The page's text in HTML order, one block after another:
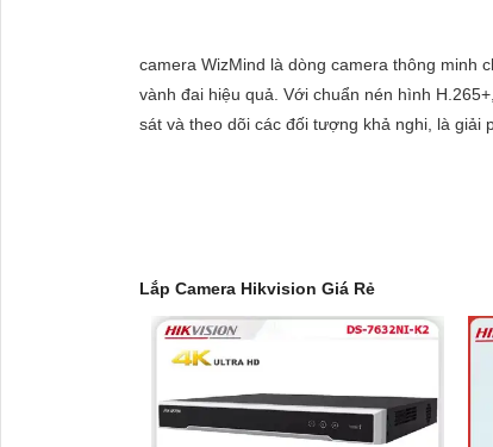
trong lĩnh vực an ninh và giám sát. Với chất
- Chất lượng hình ảnh: Camera Hikvision
- Dễ sử dụng: Camera Hikvision được thiết
Nếu bạn quan tâm đến việc lắp Camera
sẽ được tư vấn cụ thể về sản phẩm phù hợp
Kết luận
Camera Hikvision không chỉ mang đến sự
lượng sắc nét. Hãy đầu tư vào an ninh và
camera WizMind là dòng camera thông minh
vành đai hiệu quả. Với chuẩn nén hình
sát và theo dõi các đối tượng khả nghi, là giải
Lắp Camera Hikvision Giá Rẻ